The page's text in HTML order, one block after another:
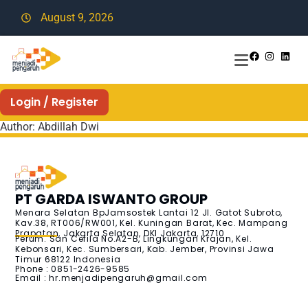
August 9, 2026
Login / Register
Author: Abdillah Dwi
PT GARDA ISWANTO GROUP
Menara Selatan BpJamsostek Lantai 12 Jl. Gatot Subroto,
Kav.38, RT006/RW001, Kel. Kuningan Barat, Kec. Mampang
Prapatan, Jakarta Selatan, DKI Jakarta, 12710
Perum. San Cefila No.A2-B, Lingkungan Krajan, Kel.
Kebonsari, Kec. Sumbersari, Kab. Jember, Provinsi Jawa
Timur 68122 Indonesia
Phone : 0851-2426-9585
Email :hr.menjadipengaruh@gmail.com